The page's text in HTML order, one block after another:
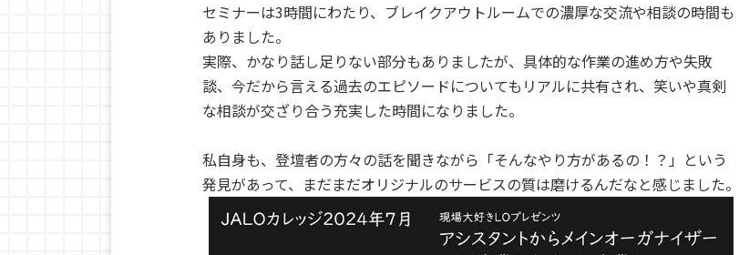
セミナーは3時間にわたり、ブレイクアウトルームでの濃厚な交流や相談の時間も
ありました。
実際、かなり話し足りない部分もありましたが、具体的な作業の進め方や失敗
談、今だから言える過去のエピソードについてもリアルに共有され、笑いや真剣
な相談が交ざり合う充実した時間になりました。
私自身も、登壇者の方々の話を聞きながら「そんなやり方があるの！？」という
発見があって、まだまだオリジナルのサービスの質は磨けるんだなと感じました。